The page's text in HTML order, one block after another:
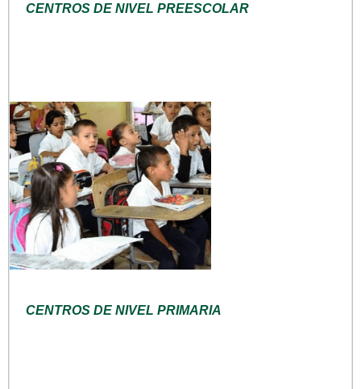
CENTROS DE NIVEL PREESCOLAR
CENTROS DE NIVEL PRIMARIA